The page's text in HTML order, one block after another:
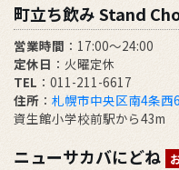
町立ち飲み Stand
営業時間 ：17:00〜24:00
定休日 ：火曜定休
TEL ：011-211-6617
住所 ： 札幌市中央区南4条
資生館小学校前駅から43m
ニューサカバにどね